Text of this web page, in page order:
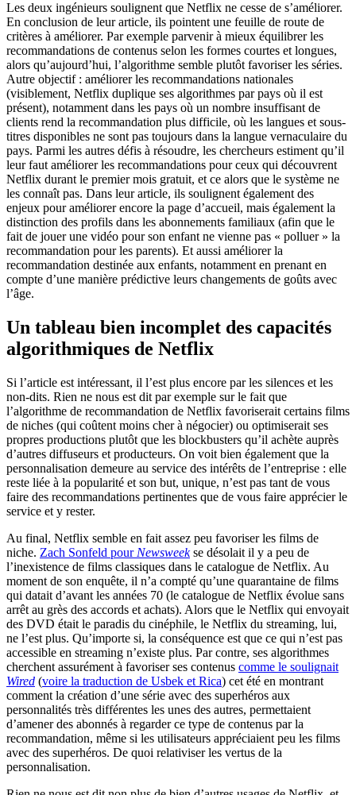
Les deux ingénieurs soulignent que Netflix ne cesse de s’améliorer.
En conclusion de leur article, ils pointent une feuille de route de
critères à améliorer. Par exemple parvenir à mieux équilibrer les
recommandations de contenus selon les formes courtes et longues,
alors qu’aujourd’hui, l’algorithme semble plutôt favoriser les séries.
Autre objectif : améliorer les recommandations nationales
(visiblement, Netflix duplique ses algorithmes par pays où il est
présent), notamment dans les pays où un nombre insuffisant de
clients rend la recommandation plus difficile, où les langues et sous-
titres disponibles ne sont pas toujours dans la langue vernaculaire du
pays. Parmi les autres défis à résoudre, les chercheurs estiment qu’il
leur faut améliorer les recommandations pour ceux qui découvrent
Netflix durant le premier mois gratuit, et ce alors que le système ne
les connaît pas. Dans leur article, ils soulignent également des
enjeux pour améliorer encore la page d’accueil, mais également la
distinction des profils dans les abonnements familiaux (afin que le
fait de jouer une vidéo pour son enfant ne vienne pas « polluer » la
recommandation pour les parents). Et aussi améliorer la
recommandation destinée aux enfants, notamment en prenant en
compte d’une manière prédictive leurs changements de goûts avec
l’âge.
Un tableau bien incomplet des capacités
algorithmiques de Netflix
Si l’article est intéressant, il l’est plus encore par les silences et les
non-dits. Rien ne nous est dit par exemple sur le fait que
l’algorithme de recommandation de Netflix favoriserait certains films
de niches (qui coûtent moins cher à négocier) ou optimiserait ses
propres productions plutôt que les blockbusters qu’il achète auprès
d’autres diffuseurs et producteurs. On voit bien également que la
personnalisation demeure au service des intérêts de l’entreprise : elle
reste liée à la popularité et son but, unique, n’est pas tant de vous
faire des recommandations pertinentes que de vous faire apprécier le
service et y rester.
Au final, Netflix semble en fait assez peu favoriser les films de
niche. Zach Sonfeld pour Newsweekse désolait il y a peu de
l’inexistence de films classiques dans le catalogue de Netflix. Au
moment de son enquête, il n’a compté qu’une quarantaine de films
qui datait d’avant les années 70 (le catalogue de Netflix évolue sans
arrêt au grès des accords et achats). Alors que le Netflix qui envoyait
des DVD était le paradis du cinéphile, le Netflix du streaming, lui,
ne l’est plus. Qu’importe si, la conséquence est que ce qui n’est pas
accessible en streaming n’existe plus. Par contre, ses algorithmes
cherchent assurément à favoriser ses contenus comme le soulignait
Wired (voire la traduction de Usbek et Rica) cet été en montrant
comment la création d’une série avec des superhéros aux
personnalités très différentes les unes des autres, permettaient
d’amener des abonnés à regarder ce type de contenus par la
recommandation, même si les utilisateurs appréciaient peu les films
avec des superhéros. De quoi relativiser les vertus de la
personnalisation.